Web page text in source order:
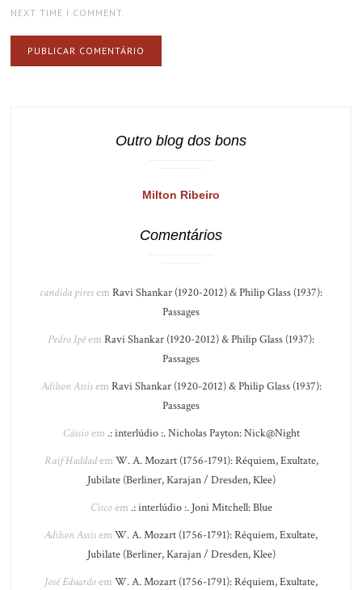
NEXT TIME I COMMENT.
Outro blog dos bons
Milton Ribeiro
Comentários
candida piresem Ravi Shankar (1920-2012) & Philip Glass (1937):
Passages
Pedro Ipêem Ravi Shankar (1920-2012) & Philip Glass (1937):
Passages
Adilson Assisem Ravi Shankar (1920-2012) & Philip Glass (1937):
Passages
Cássioem .: interlúdio :. Nicholas Payton: Nick@Night
Raif Haddadem W. A. Mozart (1756-1791): Réquiem, Exultate,
Jubilate (Berliner, Karajan / Dresden, Klee)
Ciscoem .: interlúdio :. Joni Mitchell: Blue
Adilson Assisem W. A. Mozart (1756-1791): Réquiem, Exultate,
Jubilate (Berliner, Karajan / Dresden, Klee)
José Eduardoem W. A. Mozart (1756-1791): Réquiem, Exultate,